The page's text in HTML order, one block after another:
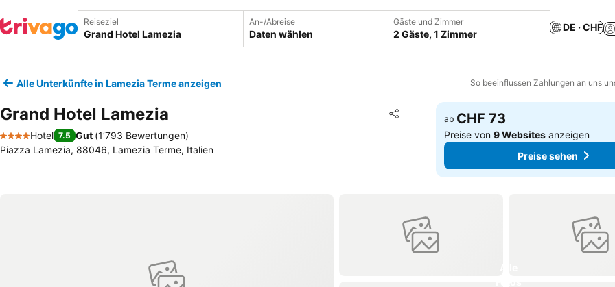
Reiseziel An-/Abreise
Daten wählen
Gäste und Zimmer
2 Gäste, 1 Zimmer
DE · CHF
Alle Unterkünfte in Lamezia Terme anzeigen So beeinflussen Zahlungen an uns
Grand Hotel Lamezia Teilen
Zu Favoriten hinzufügen
4 Sterne
Hotel 7.5 Gut (1’793 Bewertungen)
Piazza Lamezia, 88046, Lamezia Terme, Italien
ab CHF 73
Preise von9 Websites anzeigen
Preise sehen